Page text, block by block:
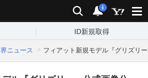
検索 通知
i
ID新規取得
ニュース フィアット新規モデル『グリズリ